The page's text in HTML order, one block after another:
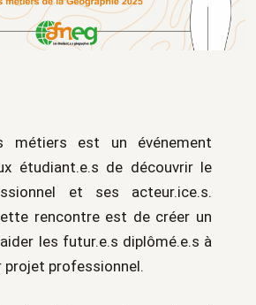
métiers est un événement
étudiant.e.s de découvrir le
et ses acteur.ice.s.
rencontre est de créer un
les futur.e.s diplômé.e.s à
projet professionnel.